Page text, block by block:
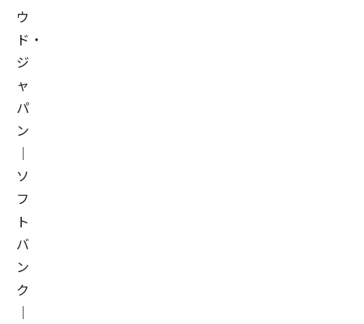
ウ
ド・
ジ
ャ
パ
ン
｜
ソ
フ
ト
バ
ン
ク
｜